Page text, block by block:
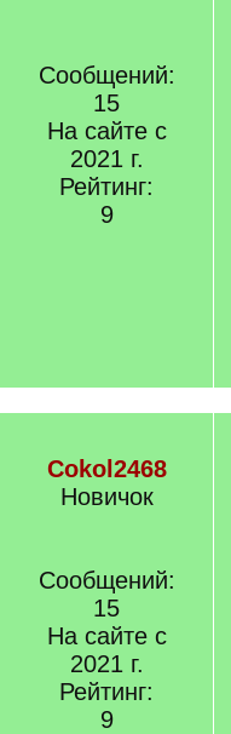
Сообщений:
15
На сайте с
2021 г.
Рейтинг:
9
Cokol2468
Новичок
Сообщений:
15
На сайте с
2021 г.
Рейтинг:
9